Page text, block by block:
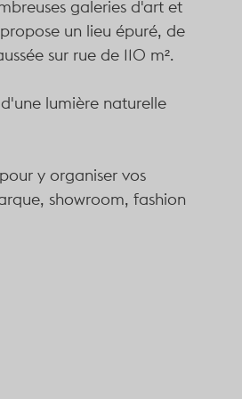
galeries d'art et
un lieu épuré, de
sur rue de 110 m².
lumière naturelle
y organiser vos
showroom, fashion